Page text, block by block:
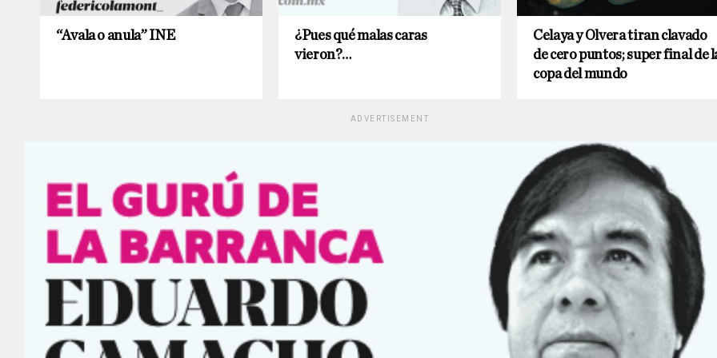
“Avala o anula” INE
¿Pues qué malas caras
vieron?…
Celaya y Olvera tiran clavado
de cero puntos; super final de
copa del mundo
ADVERTISEMENT